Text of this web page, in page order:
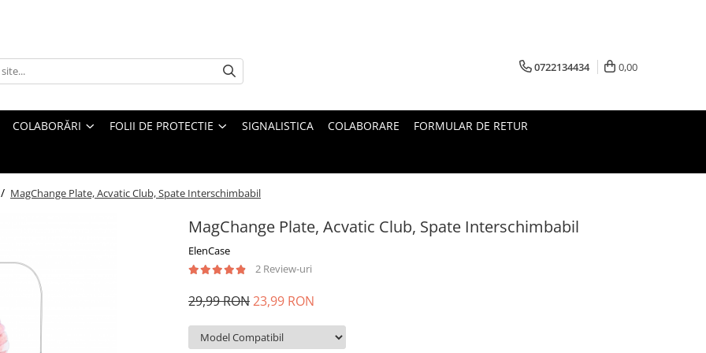
0722134434 0,00
COLABORĂRI FOLII DE PROTECTIE SIGNALISTICA COLABORARE FORMULAR DE RETUR
MagChange Plate, Acvatic Club, Spate Interschimbabil
MagChange Plate, Acvatic Club, Spate Interschimbabil
ElenCase
2 Review-uri
29,99 RON23,99 RON